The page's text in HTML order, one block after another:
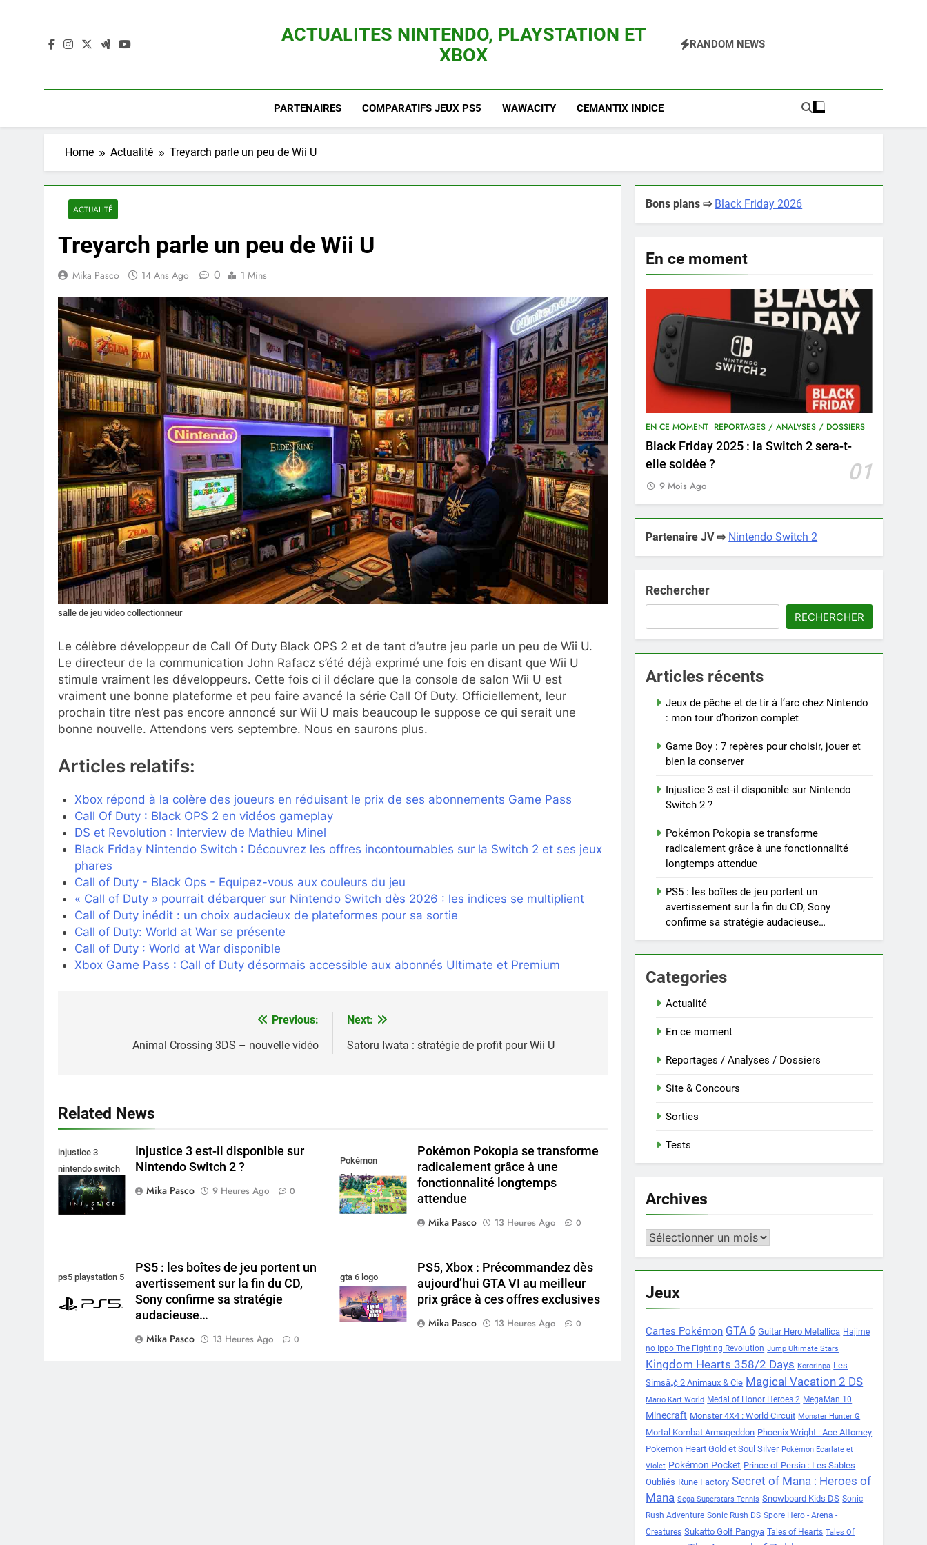
ACTUALITES NINTENDO, PLAYSTATION ET
XBOX
RANDOM NEWS
PARTENAIRES COMPARATIFS JEUX PS5 WAWACITY CEMANTIX INDICE
Home Actualité Treyarch parle un peu de Wii U
ACTUALITÉ
Treyarch parle un peu de Wii U
Mika Pasco 14 Ans Ago 0 1 Mins
salle de jeu video collectionneur
Le célèbre développeur de Call Of Duty Black OPS 2 et de tant d’autre jeu parle un peu de Wii U.
Le directeur de la communication John Rafacz s’été déjà exprimé une fois en disant que Wii U
stimule vraiment les développeurs. Cette fois ci il déclare que la console de salon Wii U est
vraiment une bonne plateforme et peu faire avancé la série Call Of Duty. Officiellement, leur
prochain titre n’est pas encore annoncé sur Wii U mais beaucoup le suppose ce qui serait une
bonne nouvelle. Attendons vers septembre. Nous en saurons plus.
Articles relatifs:
Xbox répond à la colère des joueurs en réduisant le prix de ses abonnements Game Pass
Call Of Duty : Black OPS 2 en vidéos gameplay
DS et Revolution : Interview de Mathieu Minel
Black Friday Nintendo Switch : Découvrez les offres incontournables sur la Switch 2 et ses jeux
phares
Call of Duty - Black Ops - Equipez-vous aux couleurs du jeu
« Call of Duty » pourrait débarquer sur Nintendo Switch dès 2026 : les indices se multiplient
Call of Duty inédit : un choix audacieux de plateformes pour sa sortie
Call of Duty: World at War se présente
Call of Duty : World at War disponible
Xbox Game Pass : Call of Duty désormais accessible aux abonnés Ultimate et Premium
Previous:
Animal Crossing 3DS – nouvelle vidéo
Next:
Satoru Iwata : stratégie de profit pour Wii U
Related News
injustice 3
nintendo switch
2
Injustice 3 est-il disponible sur
Nintendo Switch 2 ?
Mika Pasco
9 Heures Ago 0
Pokémon
Pokopia
Pokémon Pokopia se transforme
radicalement grâce à une
fonctionnalité longtemps
attendue
Mika Pasco
13 Heures Ago 0
ps5 playstation 5
PS5 : les boîtes de jeu portent un
avertissement sur la fin du CD,
Sony confirme sa stratégie
audacieuse…
Mika Pasco
13 Heures Ago 0
gta 6 logo
PS5, Xbox : Précommandez dès
aujourd’hui GTA VI au meilleur
prix grâce à ces offres exclusives
Mika Pasco
13 Heures Ago 0
Bons plans ⇨ Black Friday 2026
En ce moment
EN CE MOMENT REPORTAGES / ANALYSES / DOSSIERS
Black Friday 2025 : la Switch 2 sera-t-
elle soldée ?
01
9 Mois Ago
Partenaire JV ⇨ Nintendo Switch 2
Rechercher
RECHERCHER
Articles récents
Jeux de pêche et de tir à l’arc chez Nintendo
: mon tour d’horizon complet
Game Boy : 7 repères pour choisir, jouer et
bien la conserver
Injustice 3 est-il disponible sur Nintendo
Switch 2 ?
Pokémon Pokopia se transforme
radicalement grâce à une fonctionnalité
longtemps attendue
PS5 : les boîtes de jeu portent un
avertissement sur la fin du CD, Sony
confirme sa stratégie audacieuse…
Categories
Actualité
En ce moment
Reportages / Analyses / Dossiers
Site & Concours
Sorties
Tests
Archives
Archives
Jeux
Cartes Pokémon GTA 6 Guitar Hero Metallica Hajime
no Ippo The Fighting Revolution Jump Ultimate Stars
Kingdom Hearts 358/2 Days Kororinpa Les
Simsâ„¢ 2 Animaux & Cie Magical Vacation 2 DS
Mario Kart World Medal of Honor Heroes 2 MegaMan 10
Minecraft Monster 4X4 : World Circuit Monster Hunter G
Mortal Kombat Armageddon Phoenix Wright : Ace Attorney
Pokemon Heart Gold et Soul Silver Pokémon Ecarlate et
Violet Pokémon Pocket Prince of Persia : Les Sables
Oubliés Rune Factory Secret of Mana : Heroes of
Mana Sega Superstars Tennis Snowboard Kids DS Sonic
Rush Adventure Sonic Rush DS Spore Hero - Arena -
Creatures Sukatto Golf Pangya Tales of Hearts Tales Of